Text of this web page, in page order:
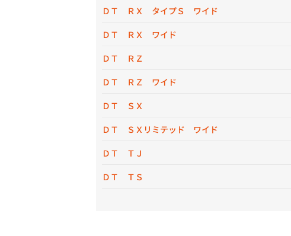
ＤＴ ＲＸ タイプＳ ワイド
ＤＴ ＲＸ ワイド
ＤＴ ＲＺ
ＤＴ ＲＺ ワイド
ＤＴ ＳＸ
ＤＴ ＳＸリミテッド ワイド
ＤＴ ＴＪ
ＤＴ ＴＳ